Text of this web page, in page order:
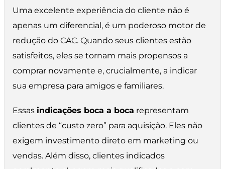
Uma excelente experiência do cliente não é
apenas um diferencial, é um poderoso motor de
redução do CAC. Quando seus clientes estão
satisfeitos, eles se tornam mais propensos a
comprar novamente e, crucialmente, a indicar
sua empresa para amigos e familiares.
Essas indicações boca a boca representam
clientes de “custo zero” para aquisição. Eles não
exigem investimento direto em marketing ou
vendas. Além disso, clientes indicados